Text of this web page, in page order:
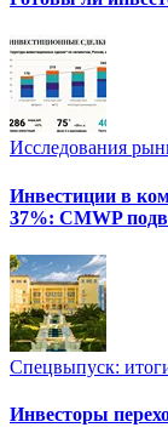
Исследования
Инвестиции в
37%: CMWP
Спецвыпуск:
Инвесторы